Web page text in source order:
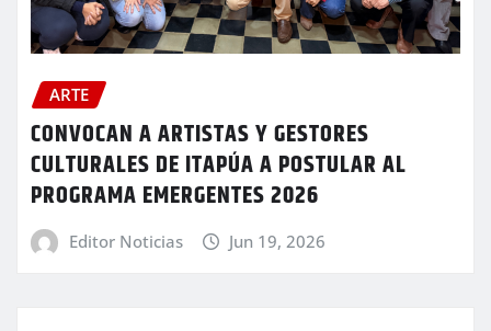
ARTE
CONVOCAN A ARTISTAS Y GESTORES
CULTURALES DE ITAPÚA A POSTULAR AL
PROGRAMA EMERGENTES 2026
Editor Noticias Jun 19, 2026